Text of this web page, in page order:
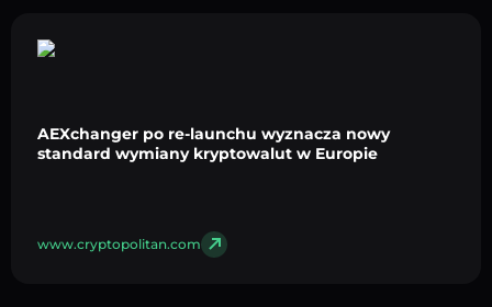
AEXchanger po re-launchu wyznacza nowy
standard wymiany kryptowalut w Europie
www.cryptopolitan.com